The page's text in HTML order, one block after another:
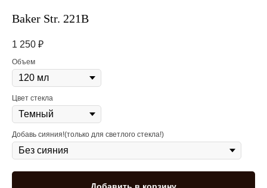
Baker Str. 221B
1 250 ₽
Объем
Цвет стекла
Добавь сияния!(только для светлого стекла!)